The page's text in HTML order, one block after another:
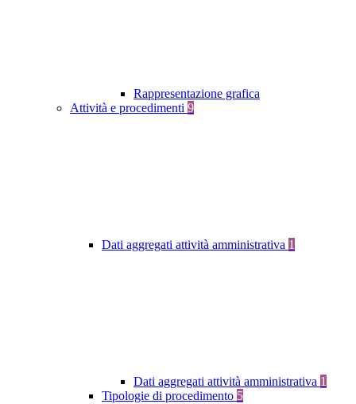
Rappresentazione grafica
Attività e procedimenti 9
Dati aggregati attività amministrativa 1
Dati aggregati attività amministrativa 1
Tipologie di procedimento 5